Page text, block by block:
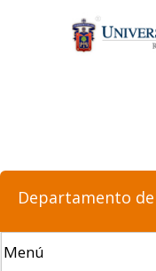
Departamento